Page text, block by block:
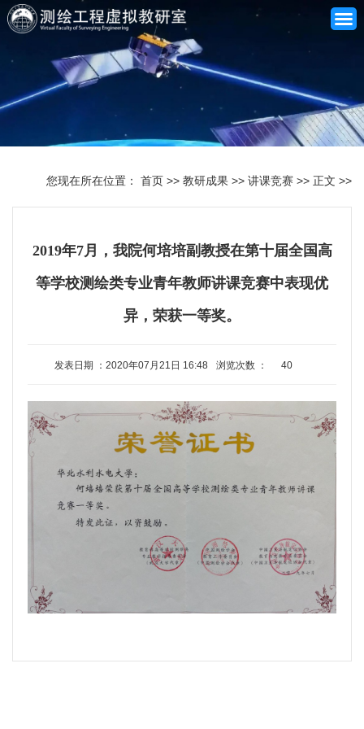
网站首页
关于我们
师资队伍
学生培养
您现在所在位置： 首页 >> 教研成果 >> 讲课竞赛 >> 正文 >>
2019年7月，我院何培培副教授在第十届全国高
等学校测绘类专业青年教师讲课竞赛中表现优
异，荣获一等奖。
发表日期 ：2020年07月21日 16:48 浏览次数 ： 40